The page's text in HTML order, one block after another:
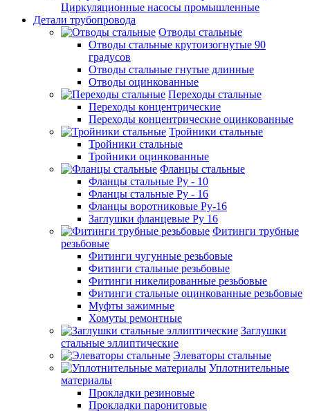
Циркуляционные насосы промышленные
Детали трубопровода
Отводы стальные
Отводы стальные крутоизогнутые 90
градусов
Отводы стальные гнутые длинные
Отводы оцинкованные
Переходы стальные
Переходы концентрические
Переходы концентрические оцинкованные
Тройники стальные
Тройники стальные
Тройники оцинкованные
Фланцы стальные
Фланцы стальные Ру - 10
Фланцы стальные Ру - 16
Фланцы воротниковые Ру-16
Заглушки фланцевые Ру 16
Фитинги трубные
резьбовые
Фитинги чугунные резьбовые
Фитинги стальные резьбовые
Фитинги никелированные резьбовые
Фитинги стальные оцинкованные резьбовые
Муфты зажимные
Хомуты ремонтные
Заглушки
стальные эллиптические
Элеваторы стальные
Уплотнительные
материалы
Прокладки резиновые
Прокладки паронитовые